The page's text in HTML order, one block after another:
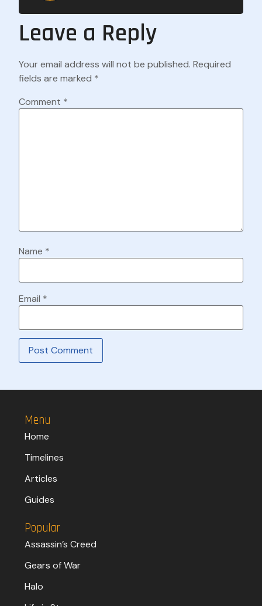
Leave a Reply
Your email address will not be published. Required
fields are marked *
Comment *
Name *
Email *
Menu
Home
Timelines
Articles
Guides
Popular
Assassin’s Creed
Gears of War
Halo